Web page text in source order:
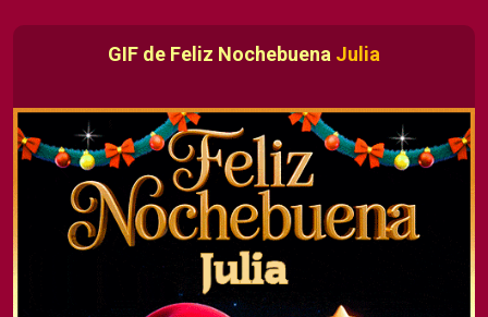
GIF de Feliz Nochebuena Julia